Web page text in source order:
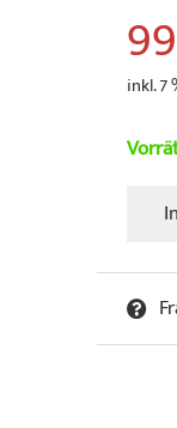
inkl. 7
-
Apfel